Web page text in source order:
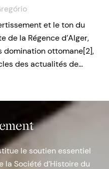
et le ton du
de la Régence d’Alger,
ottomane[2],
des actualités de…
le soutien essentiel
Société d’Histoire du